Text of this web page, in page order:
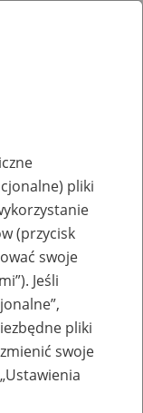
profili
pliki
(przycisk
swoje
Jeśli
pliki
swoje